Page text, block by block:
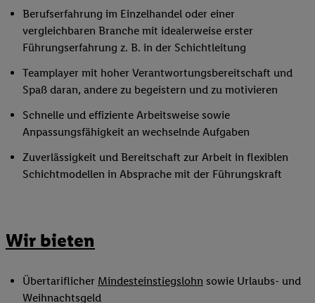
Berufserfahrung im Einzelhandel oder einer
vergleichbaren Branche mit idealerweise erster
Führungserfahrung z. B. in der Schichtleitung
Teamplayer mit hoher Verantwortungsbereitschaft und
Spaß daran, andere zu begeistern und zu motivieren
Schnelle und effiziente Arbeitsweise sowie
Anpassungsfähigkeit an wechselnde Aufgaben
Zuverlässigkeit und Bereitschaft zur Arbeit in flexiblen
Schichtmodellen in Absprache mit der Führungskraft
Wir bieten
Übertariflicher Mindesteinstiegslohn sowie Urlaubs- und
Weihnachtsgeld